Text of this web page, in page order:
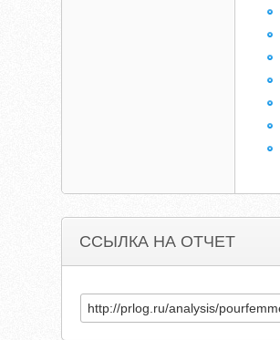
ССЫЛКА НА ОТЧЕТ